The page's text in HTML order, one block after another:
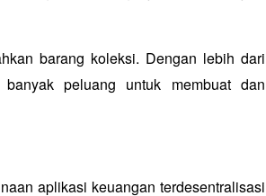
barang koleksi. Dengan lebih dari
peluang untuk membuat dan
aplikasi keuangan terdesentralisasi